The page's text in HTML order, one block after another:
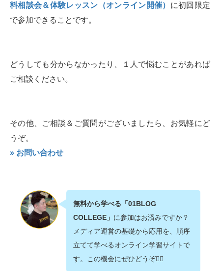
料相談会＆体験レッスン（オンライン開催） に初回限定
で参加できることです。
どうしても分からなかったり、１人で悩むことがあれば
ご相談ください。
その他、ご相談＆ご質問がございましたら、お気軽にど
うぞ。
» お問い合わせ
無料から学べる「01BLOG
COLLEGE」 に参加はお済みですか？
メディア運営の基礎から応用を、順序
立てて学べるオンライン学習サイトで
す。この機会にぜひどうぞ💁‍♂️